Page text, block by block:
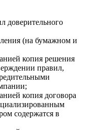
доверительного
(на бумажном и
копия решения
правил,
копия договора
содержатся в